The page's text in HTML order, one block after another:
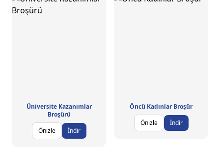
Üniversite Kazanımlar
Broşürü
Önizle
İndir
Öncü Kadınlar Broşür
Önizle
İndir